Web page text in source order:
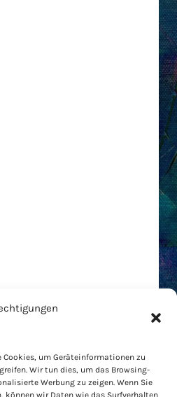
Cookies, um Geräteinformationen zu
Wir tun dies, um das Browsing-
Werbung zu zeigen. Wenn Sie
können wir Daten wie das Surfverhalten
AGB
Richtlinie